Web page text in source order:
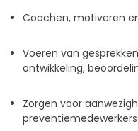
Coachen, motiveren
Voeren van
ontwikkeling,
Zorgen voor